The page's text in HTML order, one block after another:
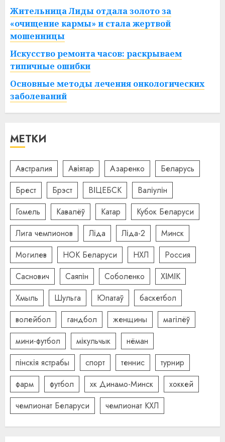
Жительница Лиды отдала золото за
«очищение кармы» и стала жертвой
мошенницы
Искусство ремонта часов: раскрываем
типичные ошибки
Основные методы лечения онкологических
заболеваний
МЕТКИ
Австралия Авіятар Азаренко
Беларусь
Брест
Брэст ВІЦЕБСК
Валіулін
Гомель
Кавалёў Катар
Кубок Беларуси
Лига чемпионов
Ліда Ліда-2
Минск
Могилев
НОК Беларуси НХЛ
Россия
Саснович
Саяпін Соболенко
ХІМІК
Хмыль
Шульга Юпатаў
баскетбол
волейбол
гандбол женщины
магілёў
мини-футбол
мікульчык
нёман
пінскія ястрабы
спорт теннис
турнир
фарм
футбол хк Динамо-Минск
хоккей
чемпионат Беларуси
чемпионат КХЛ